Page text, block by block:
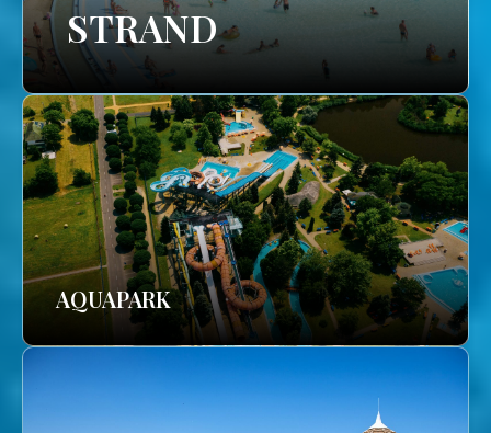
STRAND
AQUAPARK